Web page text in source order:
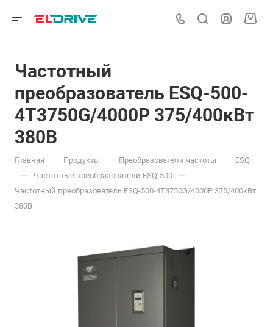
Частотный
преобразователь ESQ-500-
4T3750G/4000P 375/400кВт
380В
Главная — Продукты — Преобразователи частоты — ESQ
— Частотные преобразователи ESQ-500 —
Частотный преобразователь ESQ-500-4T3750G/4000P 375/400кВт
380В